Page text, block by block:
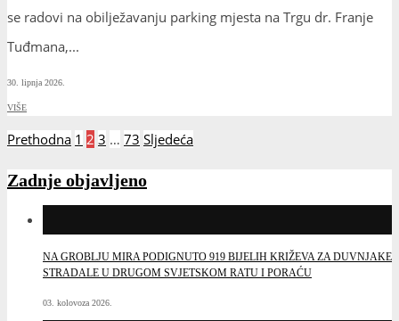
se radovi na obilježavanju parking mjesta na Trgu dr. Franje
Tuđmana,...
30. lipnja 2026.
VIŠE
Brojevi
objava
Prethodna 1 2 3 … 73 Sljedeća
Zadnje objavljeno
NA GROBLJU MIRA PODIGNUTO 919 BIJELIH KRIŽEVA ZA DUVNJAKE
STRADALE U DRUGOM SVJETSKOM RATU I PORAĆU
03. kolovoza 2026.